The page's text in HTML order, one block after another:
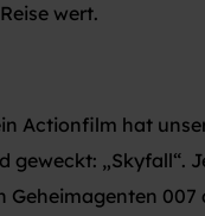
wert.
Actionfilm hat
geweckt: „Skyfall“.
Geheimagenten 007